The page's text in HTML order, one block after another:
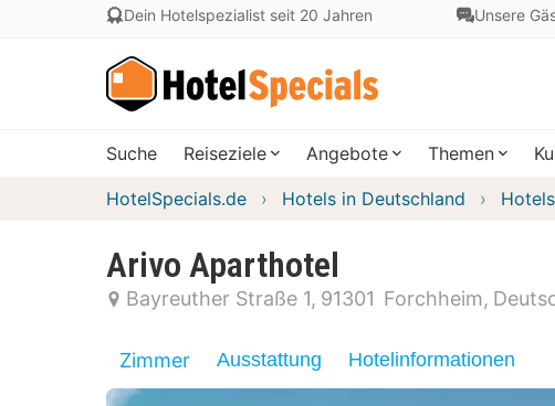
Dein Hotelspezialist seit 20 Jahren Unsere
Suche Reiseziele Angebote Themen
HotelSpecials.de Hotels in Deutschland
Arivo Aparthotel
Bayreuther Straße 1 91301 Forchheim
Zimmer Ausstattung Hotelinformationen